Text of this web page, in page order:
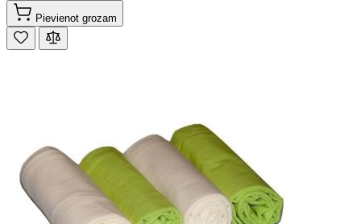
Pievienot grozam